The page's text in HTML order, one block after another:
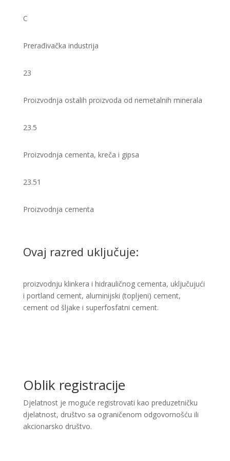
C
Prerađivačka industrija
23
Proizvodnja ostalih proizvoda od nemetalnih minerala
23.5
Proizvodnja cementa, kreča i gipsa
23.51
Proizvodnja cementa ​ ​
Ovaj razred uključuje:
proizvodnju klinkera i hidrauličnog cementa, uključujući
i portland cement, aluminijski (topljeni) cement,
cement od šljake i superfosfatni cement. ​
Oblik registracije
Djelatnost je moguće registrovati kao preduzetničku
djelatnost, društvo sa ograničenom odgovornošću ili
akcionarsko društvo.